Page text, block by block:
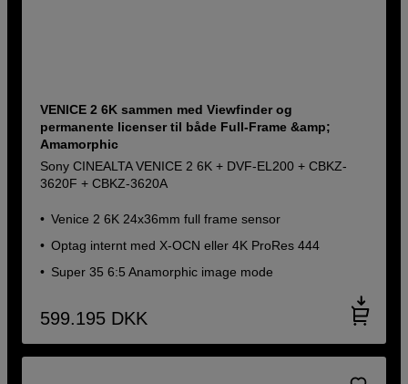
VENICE 2 6K sammen med Viewfinder og
permanente licenser til både Full-Frame &amp;
Amamorphic
Sony CINEALTA VENICE 2 6K + DVF-EL200 + CBKZ-
3620F + CBKZ-3620A
Venice 2 6K 24x36mm full frame sensor
Optag internt med X-OCN eller 4K ProRes 444
Super 35 6:5 Anamorphic image mode
599.195 DKK